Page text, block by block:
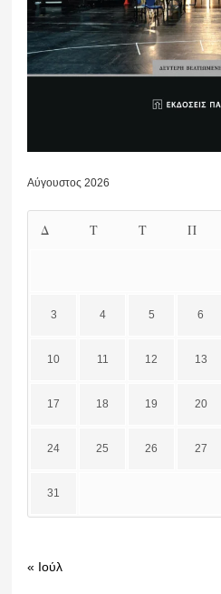
Αύγουστος 2026
Δ Τ Τ Π
3 4 5 6
10 11 12 13
17 18 19 20
24 25 26 27
31
« Ιούλ